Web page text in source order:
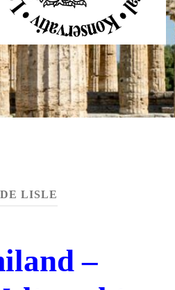
Liberal
Konservativ
Lesen
LISLE
–